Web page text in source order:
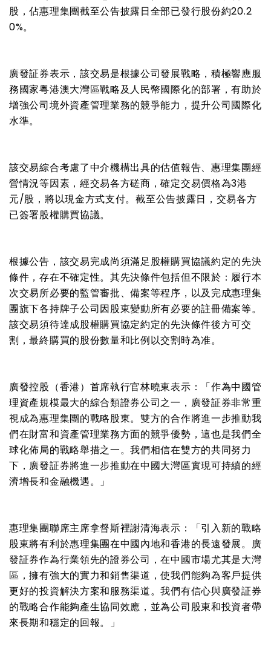
股，佔惠理集團截至公告披露日全部已發行股份約20.2
0%。
廣發証券表示，該交易是根據公司發展戰略，積極響應服
務國家粵港澳大灣區戰略及人民幣國際化的部署，有助於
增強公司境外資產管理業務的競爭能力，提升公司國際化
水準。
該交易綜合考慮了中介機構出具的估值報告、惠理集團經
營情況等因素，經交易各方磋商，確定交易價格為3港
元/股，將以現金方式支付。截至公告披露日，交易各方
已簽署股權購買協議。
根據公告，該交易完成尚須滿足股權購買協議約定的先決
條件，存在不確定性。其先決條件包括但不限於：履行本
次交易所必要的監管審批、備案等程序，以及完成惠理集
團旗下各持牌子公司因股東變動所有必要的註冊備案等。
該交易須待達成股權購買協定約定的先決條件後方可交
割，最終購買的股份數量和比例以交割時為准。
廣發控股（香港）首席執行官林曉東表示：「作為中國管
理資產規模最大的綜合類證券公司之一，廣發証券非常重
視成為惠理集團的戰略股東。雙方的合作將進一步推動我
們在財富和資產管理業務方面的競爭優勢，這也是我們全
球化佈局的戰略舉措之一。我們相信在雙方的共同努力
下，廣發証券將進一步推動在中國大灣區實現可持續的經
濟增長和金融機遇。」
惠理集團聯席主席拿督斯裡謝清海表示：「引入新的戰略
股東將有利於惠理集團在中國內地和香港的長遠發展。廣
發証券作為行業領先的證券公司，在中國市場尤其是大灣
區，擁有強大的實力和銷售渠道，使我們能夠為客戶提供
更好的投資解決方案和服務渠道。我們有信心與廣發証券
的戰略合作能夠產生協同效應，並為公司股東和投資者帶
來長期和穩定的回報。」